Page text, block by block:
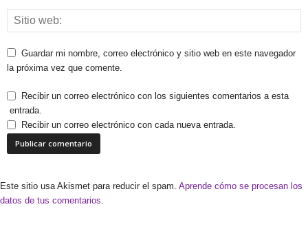
Guardar mi nombre, correo electrónico y sitio web en este navegador
la próxima vez que comente.
Recibir un correo electrónico con los siguientes comentarios a esta
entrada.
Recibir un correo electrónico con cada nueva entrada.
Este sitio usa Akismet para reducir el spam. Aprende cómo se procesan los
datos de tus comentarios.